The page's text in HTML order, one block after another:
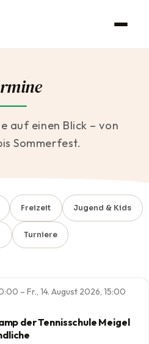
auf einen Blick – von
Sommerfest.
Freizeit Jugend & Kids
Turniere
– Fr., 14. August 2026, 15:00
der Tennisschule Meigel